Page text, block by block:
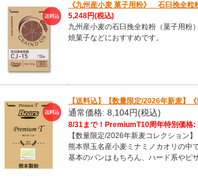
《九州産小麦 菓子用粉》 石臼挽全
5,248円(税込)
九州産小麦の石臼挽全粒粉（菓子用粉）
焼菓子などにおすすめです。
【送料込】【数量限定/2026年新麦】
通常価格: 8,104円(税込)
8/31まで！PremiumT10周年特別価格:
【数量限定/2026年新麦コレクション
熊本県玉名産小麦ミナミノカオリの中
基本のパンはもちろん、ハード系やピ